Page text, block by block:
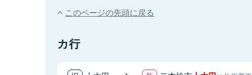
このページの先頭に戻る
カ行